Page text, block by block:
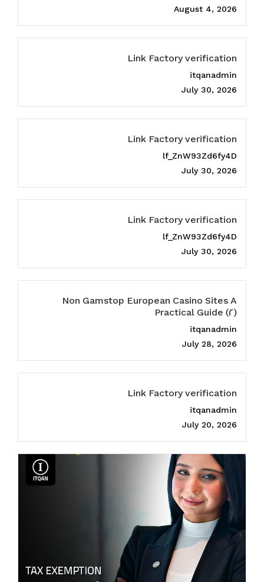
August 4, 2026
Link Factory verification
itqanadmin
July 30, 2026
Link Factory verification
lf_ZnW93Zd6fy4D
July 30, 2026
Link Factory verification
lf_ZnW93Zd6fy4D
July 30, 2026
Non Gamstop European Casino Sites A
Practical Guide (2)
itqanadmin
July 28, 2026
Link Factory verification
itqanadmin
July 20, 2026